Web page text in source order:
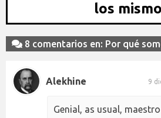
los
8 comentarios en: Por qué
Alekhine 9
Genial, as usual,